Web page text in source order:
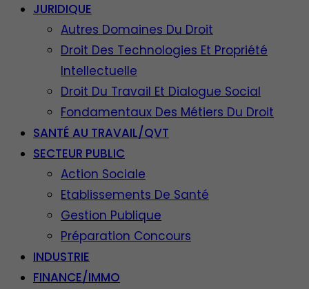
JURIDIQUE
Autres Domaines Du Droit
Droit Des Technologies Et Propriété
Intellectuelle
Droit Du Travail Et Dialogue Social
Fondamentaux Des Métiers Du Droit
SANTÉ AU TRAVAIL/QVT
SECTEUR PUBLIC
Action Sociale
Etablissements De Santé
Gestion Publique
Préparation Concours
INDUSTRIE
FINANCE/IMMO